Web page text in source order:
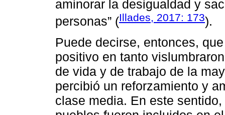
aminorar la desigualdad y
personas” (Illades, 2017: 173).
Puede decirse, entonces,
positivo en tanto
de vida y de trabajo de la
percibió un reforzamiento y
clase media. En este